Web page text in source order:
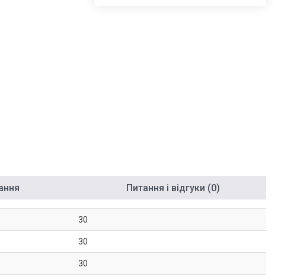
Питання і відгуки (0)
30
30
30